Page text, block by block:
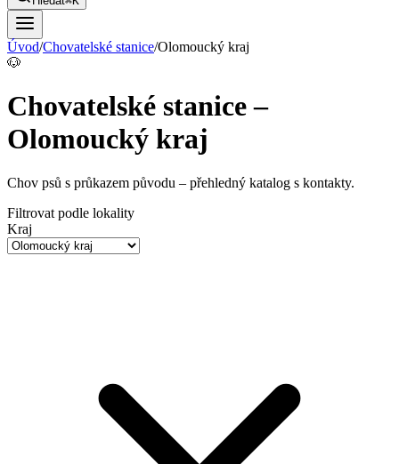
Úvod/Chovatelské stanice/Olomoucký kraj
🐶
Chovatelské stanice –
Olomoucký kraj
Chov psů s průkazem původu – přehledný katalog s kontakty.
Filtrovat podle lokality
Kraj